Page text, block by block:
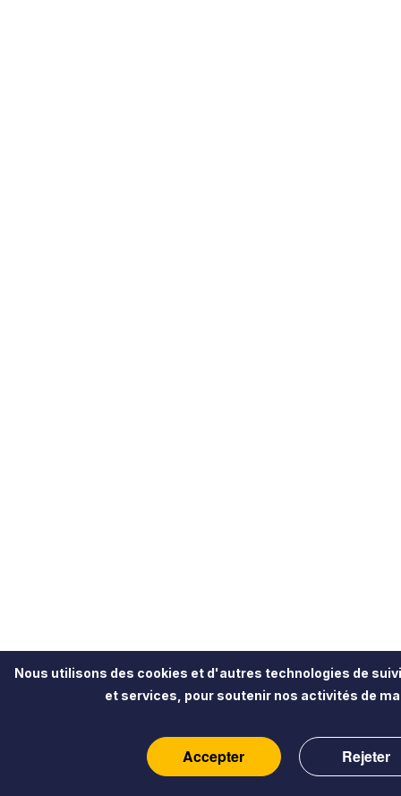
Nous utilisons des cookies et d'autres technologies de
et services, pour soutenir nos activités de
Accepter Rejeter